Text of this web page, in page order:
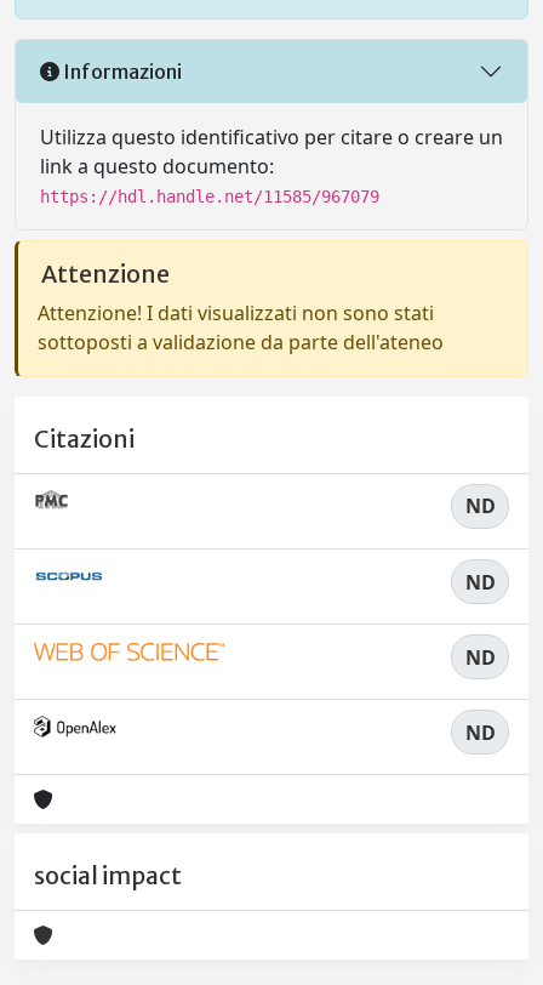
Informazioni
Utilizza questo identificativo per citare o creare un
link a questo documento:
https://hdl.handle.net/11585/967079
Attenzione
Attenzione! I dati visualizzati non sono stati
sottoposti a validazione da parte dell'ateneo
Citazioni
ND
ND
ND
ND
social impact